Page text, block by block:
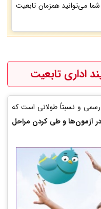
می‌توانید همزمان تابعیت
اداری تابعیت
رسمی و نسبتاً طولانی است که
آزمون‌ها و طی کردن مراحل